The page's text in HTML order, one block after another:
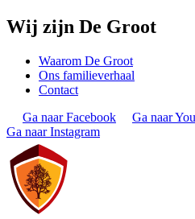
Wij zijn De Groot
Waarom De Groot
Ons familieverhaal
Contact
Ga naar Facebook
Ga naar
Ga naar Instagram